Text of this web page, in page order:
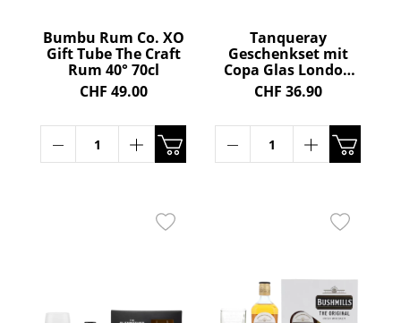
Bumbu Rum Co. XO
Gift Tube The Craft
Rum 40° 70cl
CHF 49.00
Tanqueray
Geschenkset mit
Copa Glas London
Dry Gin 47.3° 70cl
CHF 36.90